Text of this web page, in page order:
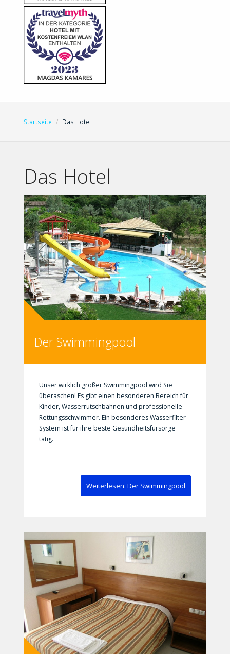
Startseite Das Hotel
Das Hotel
Der Swimmingpool
Unser wirklich großer Swimmingpool wird Sie
überaschen! Es gibt einen besonderen Bereich für
Kinder, Wasserrutschbahnen und professionelle
Rettungsschwimmer. Ein besonderes Wasserfilter-
System ist für ihre beste Gesundheitsfürsorge
tätig.
Weiterlesen: Der Swimmingpool